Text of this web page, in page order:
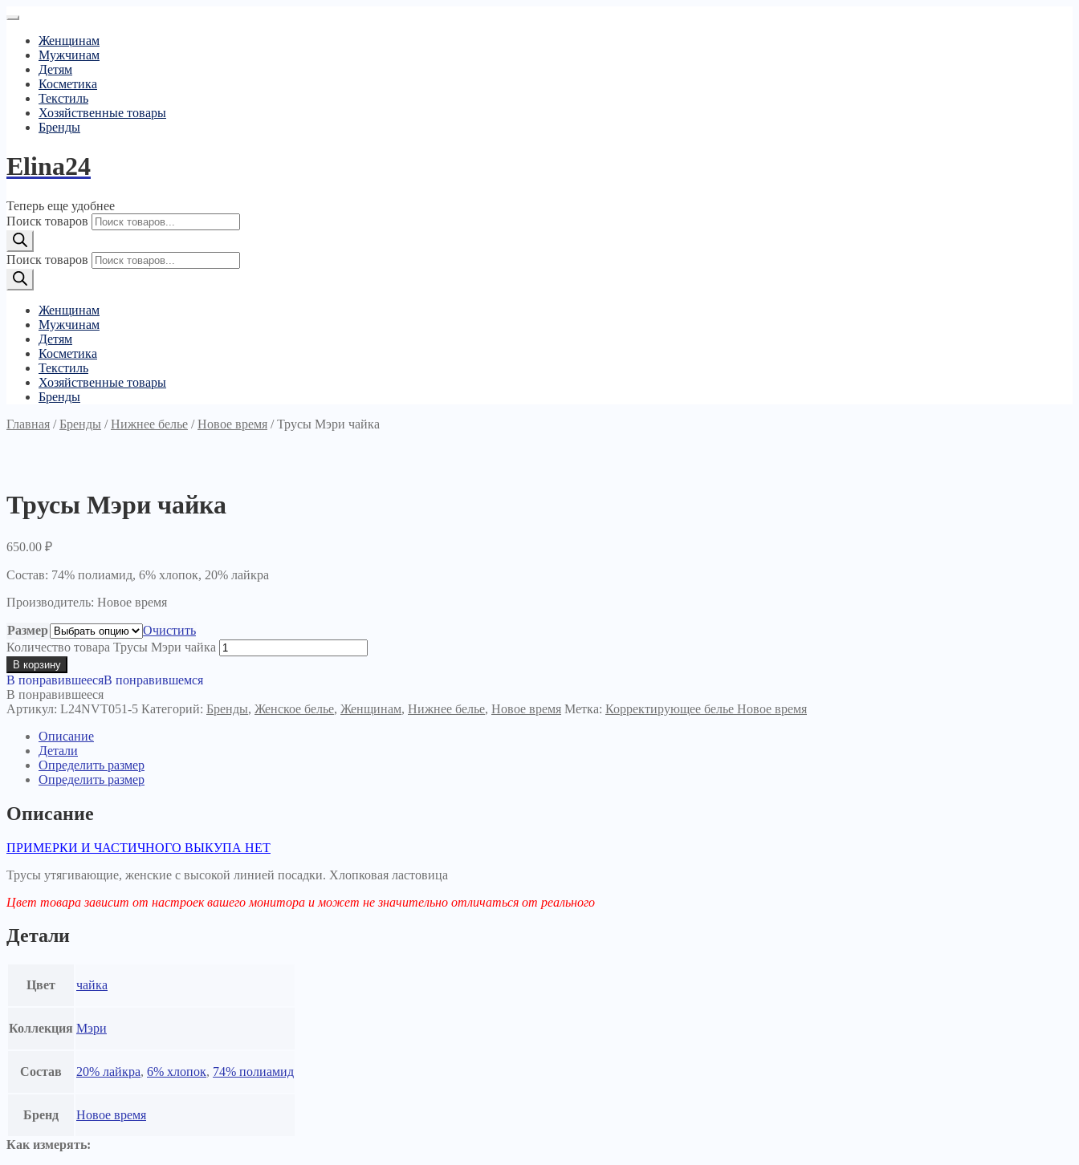
Женщинам
Мужчинам
Детям
Косметика
Текстиль
Хозяйственные товары
Бренды
Elina24
Теперь еще удобнее
Поиск товаров
Поиск товаров
Женщинам
Мужчинам
Детям
Косметика
Текстиль
Хозяйственные товары
Бренды
Главная /Бренды /Нижнее белье /Новое время /Трусы Мэри чайка
Трусы Мэри чайка
650.00 ₽
Состав: 74% полиамид, 6% хлопок, 20% лайкра
Производитель: Новое время
Размер
Очистить
Количество товара Трусы Мэри чайка
В корзину
В понравившеесяВ понравившемся
В понравившееся
Артикул: L24NVТ051-5 Категорий: Бренды, Женское белье, Женщинам, Нижнее белье, Новое время Метка: Корректирующее белье Новое время
Описание
Детали
Определить размер
Определить размер
Описание
ПРИМЕРКИ И ЧАСТИЧНОГО ВЫКУПА НЕТ
Трусы утягивающие, женские с высокой линией посадки. Хлопковая ластовица
Цвет товара зависит от настроек вашего монитора и может не значительно отличаться от реального
Детали
Цвет чайка
Коллекция Мэри
Состав 20% лайкра, 6% хлопок, 74% полиамид
Бренд Новое время
Как измерять: